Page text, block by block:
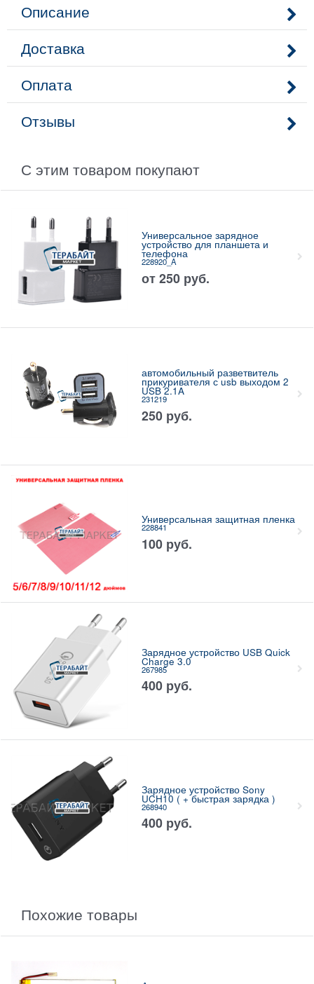
Описание
Доставка
Оплата
Отзывы
С этим товаром покупают
Универсальное зарядное
устройство для планшета и
телефона
228920_A
от 250 руб.
автомобильный разветвитель
прикуривателя с usb выходом 2
USB 2.1A
231219
250 руб.
Универсальная защитная пленка
228841
100 руб.
Зарядное устройство USB Quick
Charge 3.0
267985
400 руб.
Зарядное устройство Sony
UCH10 ( + быстрая зарядка )
268940
400 руб.
Похожие товары